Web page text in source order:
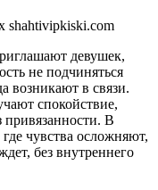
девушек,
не подчиняться
возникают в связи.
спокойствие,
привязанности. В
чувства осложняют,
без внутреннего